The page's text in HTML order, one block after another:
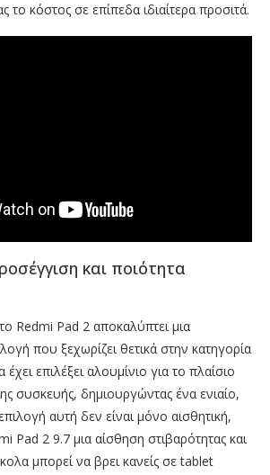
το κόστος σε επίπεδα ιδιαίτερα προσιτά.
και ποιότητα
Redmi Pad 2 αποκαλύπτει μια
που ξεχωρίζει θετικά στην κατηγορία
έχει επιλέξει αλουμίνιο για το πλαίσιο
συσκευής, δημιουργώντας ένα ενιαίο,
αυτή δεν είναι μόνο αισθητική,
Pad 2 9.7 μια αίσθηση στιβαρότητας και
μπορεί να βρει κανείς σε tablet